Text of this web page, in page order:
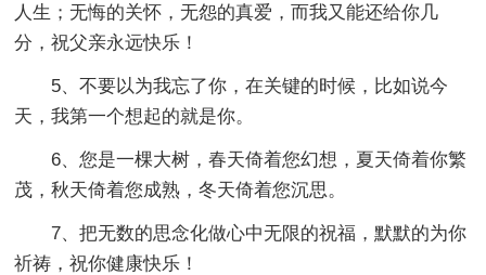
人生；无悔的关怀，无怨的真爱，而我又能还给你几
分，祝父亲永远快乐！
5、不要以为我忘了你，在关键的时候，比如说今
天，我第一个想起的就是你。
6、您是一棵大树，春天倚着您幻想，夏天倚着你繁
茂，秋天倚着您成熟，冬天倚着您沉思。
7、把无数的思念化做心中无限的祝福，默默的为你
祈祷，祝你健康快乐！